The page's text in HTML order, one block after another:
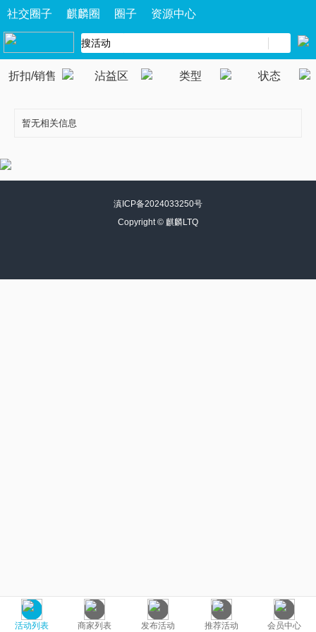
社交圈子 麒麟圈 圈子 资源中心
折扣/销售 沾益区 类型 状态
暂无相关信息
活动列表 商家列表 发布活动 推荐活动 会员中心
滇ICP备2024033250号
Copyright © 麒麟LTQ